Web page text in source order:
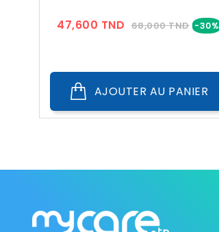
47,600 TND Prix
68,000 TND -30%
AJOUTER AU PANIER